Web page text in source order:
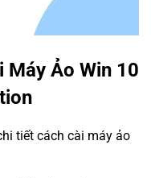
Máy Ảo Win 10
tiết cách cài máy ảo